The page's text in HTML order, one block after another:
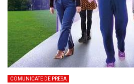
COMUNICATE DE PRESA